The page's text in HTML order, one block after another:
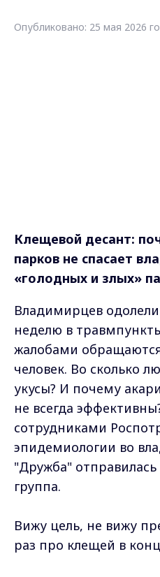
Опубликовано: 25 мая 2026
Клещевой десант:
парков не спасает
«голодных и злых»
Владимирцев
неделю в
жалобами
человек. Во сколько
укусы? И почему
не всегда
сотрудниками
эпидемиологии во
"Дружба"
группа.
Вижу цель, не вижу
раз про клещей в